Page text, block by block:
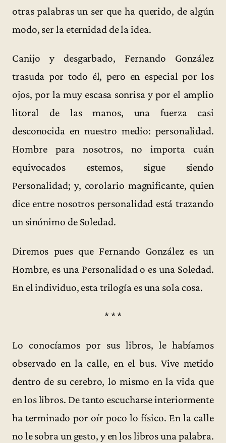
otras palabras un ser que ha querido, de algún
modo, ser la eternidad de la idea.
Canijo y desgarbado, Fernando González
trasuda por todo él, pero en especial por los
ojos, por la muy escasa sonrisa y por el amplio
litoral de las manos, una fuerza casi
desconocida en nuestro medio: personalidad.
Hombre para nosotros, no importa cuán
equivocados estemos, sigue siendo
Personalidad; y, corolario magnificante, quien
dice entre nosotros personalidad está trazando
un sinónimo de Soledad.
Diremos pues que Fernando González es un
Hombre, es una Personalidad o es una Soledad.
En el individuo, esta trilogía es una sola cosa.
* * *
Lo conocíamos por sus libros, le habíamos
observado en la calle, en el bus. Vive metido
dentro de su cerebro, lo mismo en la vida que
en los libros. De tanto escucharse interiormente
ha terminado por oír poco lo físico. En la calle
no le sobra un gesto, y en los libros una palabra.